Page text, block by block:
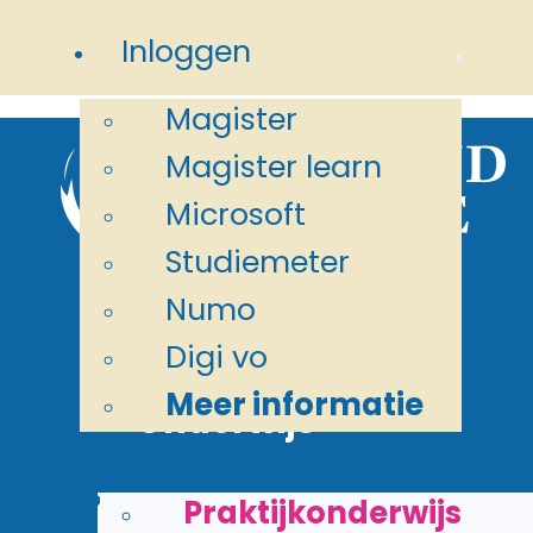
Ga naar hoofdinhoud
Inloggen
Magister
Magister learn
Microsoft
Studiemeter
Numo
Digi vo
Meer informatie
Onderwijs
Praktijkonderwijs
> > Ons team